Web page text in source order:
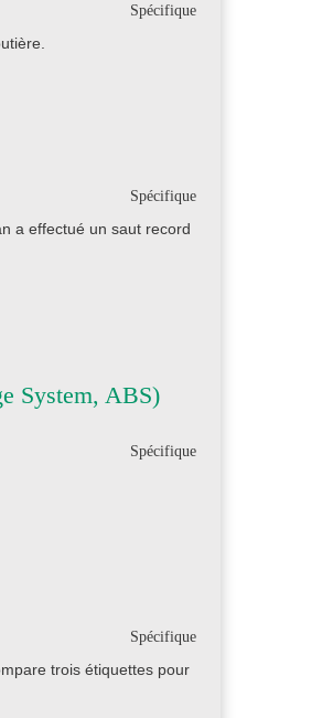
Spécifique
Spécifique
a effectué un saut record
System, ABS)
Spécifique
Spécifique
trois étiquettes pour